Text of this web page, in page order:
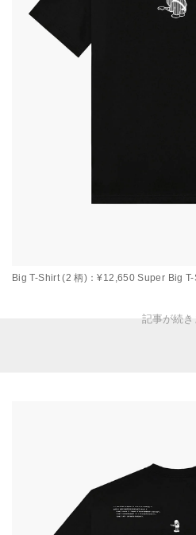
Big T-Shirt (2 柄)：¥12,650 Super Big